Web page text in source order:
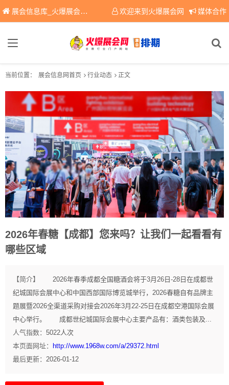
展会信息库_火爆展会网免费展会信息查询平台，提供专业会展服务！ 欢迎来到火爆展会网 媒体合作
当前位置： 展会信息网首页 行业动态 正文
2026年春糖【成都】您来吗？让我们一起看看有
哪些区域
【简介】
2026年春季成都全国糖酒会将于3月26日-28日在成都世
纪城国际会展中心和中国西部国际博览城举行，2026春糖自有品牌主
题展暨2026全渠道采购对接会2026年3月22-25日在成都空港国际会展
中心举行。 成都世纪城国际会展中心主要产品有：酒类包装及...
人气指数： 5022人次
本页面网址：
http://www.1968w.com/a/29372.html
最后更新： 2026-01-12